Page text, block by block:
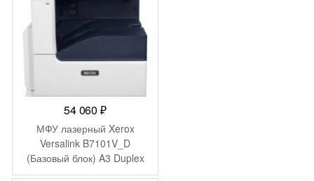
54 060₽
МФУ лазерный Xerox
Versalink B7101V_D
(Базовый блок) A3 Duplex
белый